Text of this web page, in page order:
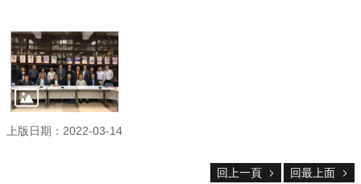
系
所
師
資
高
中
上版日期：2022-03-14
回上一頁 回最上面